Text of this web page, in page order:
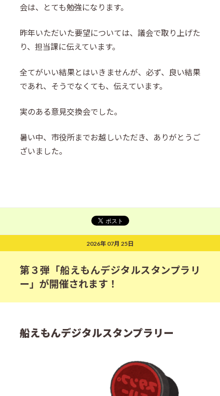
会は、とても勉強になります。
昨年いただいた要望については、議会で取り上げた
り、担当課に伝えています。
全てがいい結果とはいきませんが、必ず、良い結果
であれ、そうでなくても、伝えています。
実のある意見交換会でした。
暑い中、市役所までお越しいただき、ありがとうご
ざいました。
2026年 07月 25日
第３弾「船えもんデジタルスタンプラリ
ー」が開催されます！
船えもんデジタルスタンプラリー